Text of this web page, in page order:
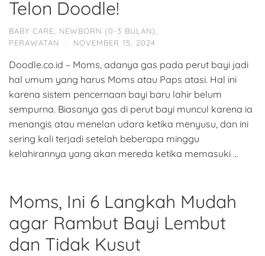
Telon Doodle!
BABY CARE NEWBORN (0-3 BULAN)
PERAWATAN
· NOVEMBER 15, 2024
Doodle.co.id – Moms, adanya gas pada perut bayi jadi
hal umum yang harus Moms atau Paps atasi. Hal ini
karena sistem pencernaan bayi baru lahir belum
sempurna. Biasanya gas di perut bayi muncul karena ia
menangis atau menelan udara ketika menyusu, dan ini
sering kali terjadi setelah beberapa minggu
kelahirannya yang akan mereda ketika memasuki …
Moms, Ini 6 Langkah Mudah
agar Rambut Bayi Lembut
dan Tidak Kusut